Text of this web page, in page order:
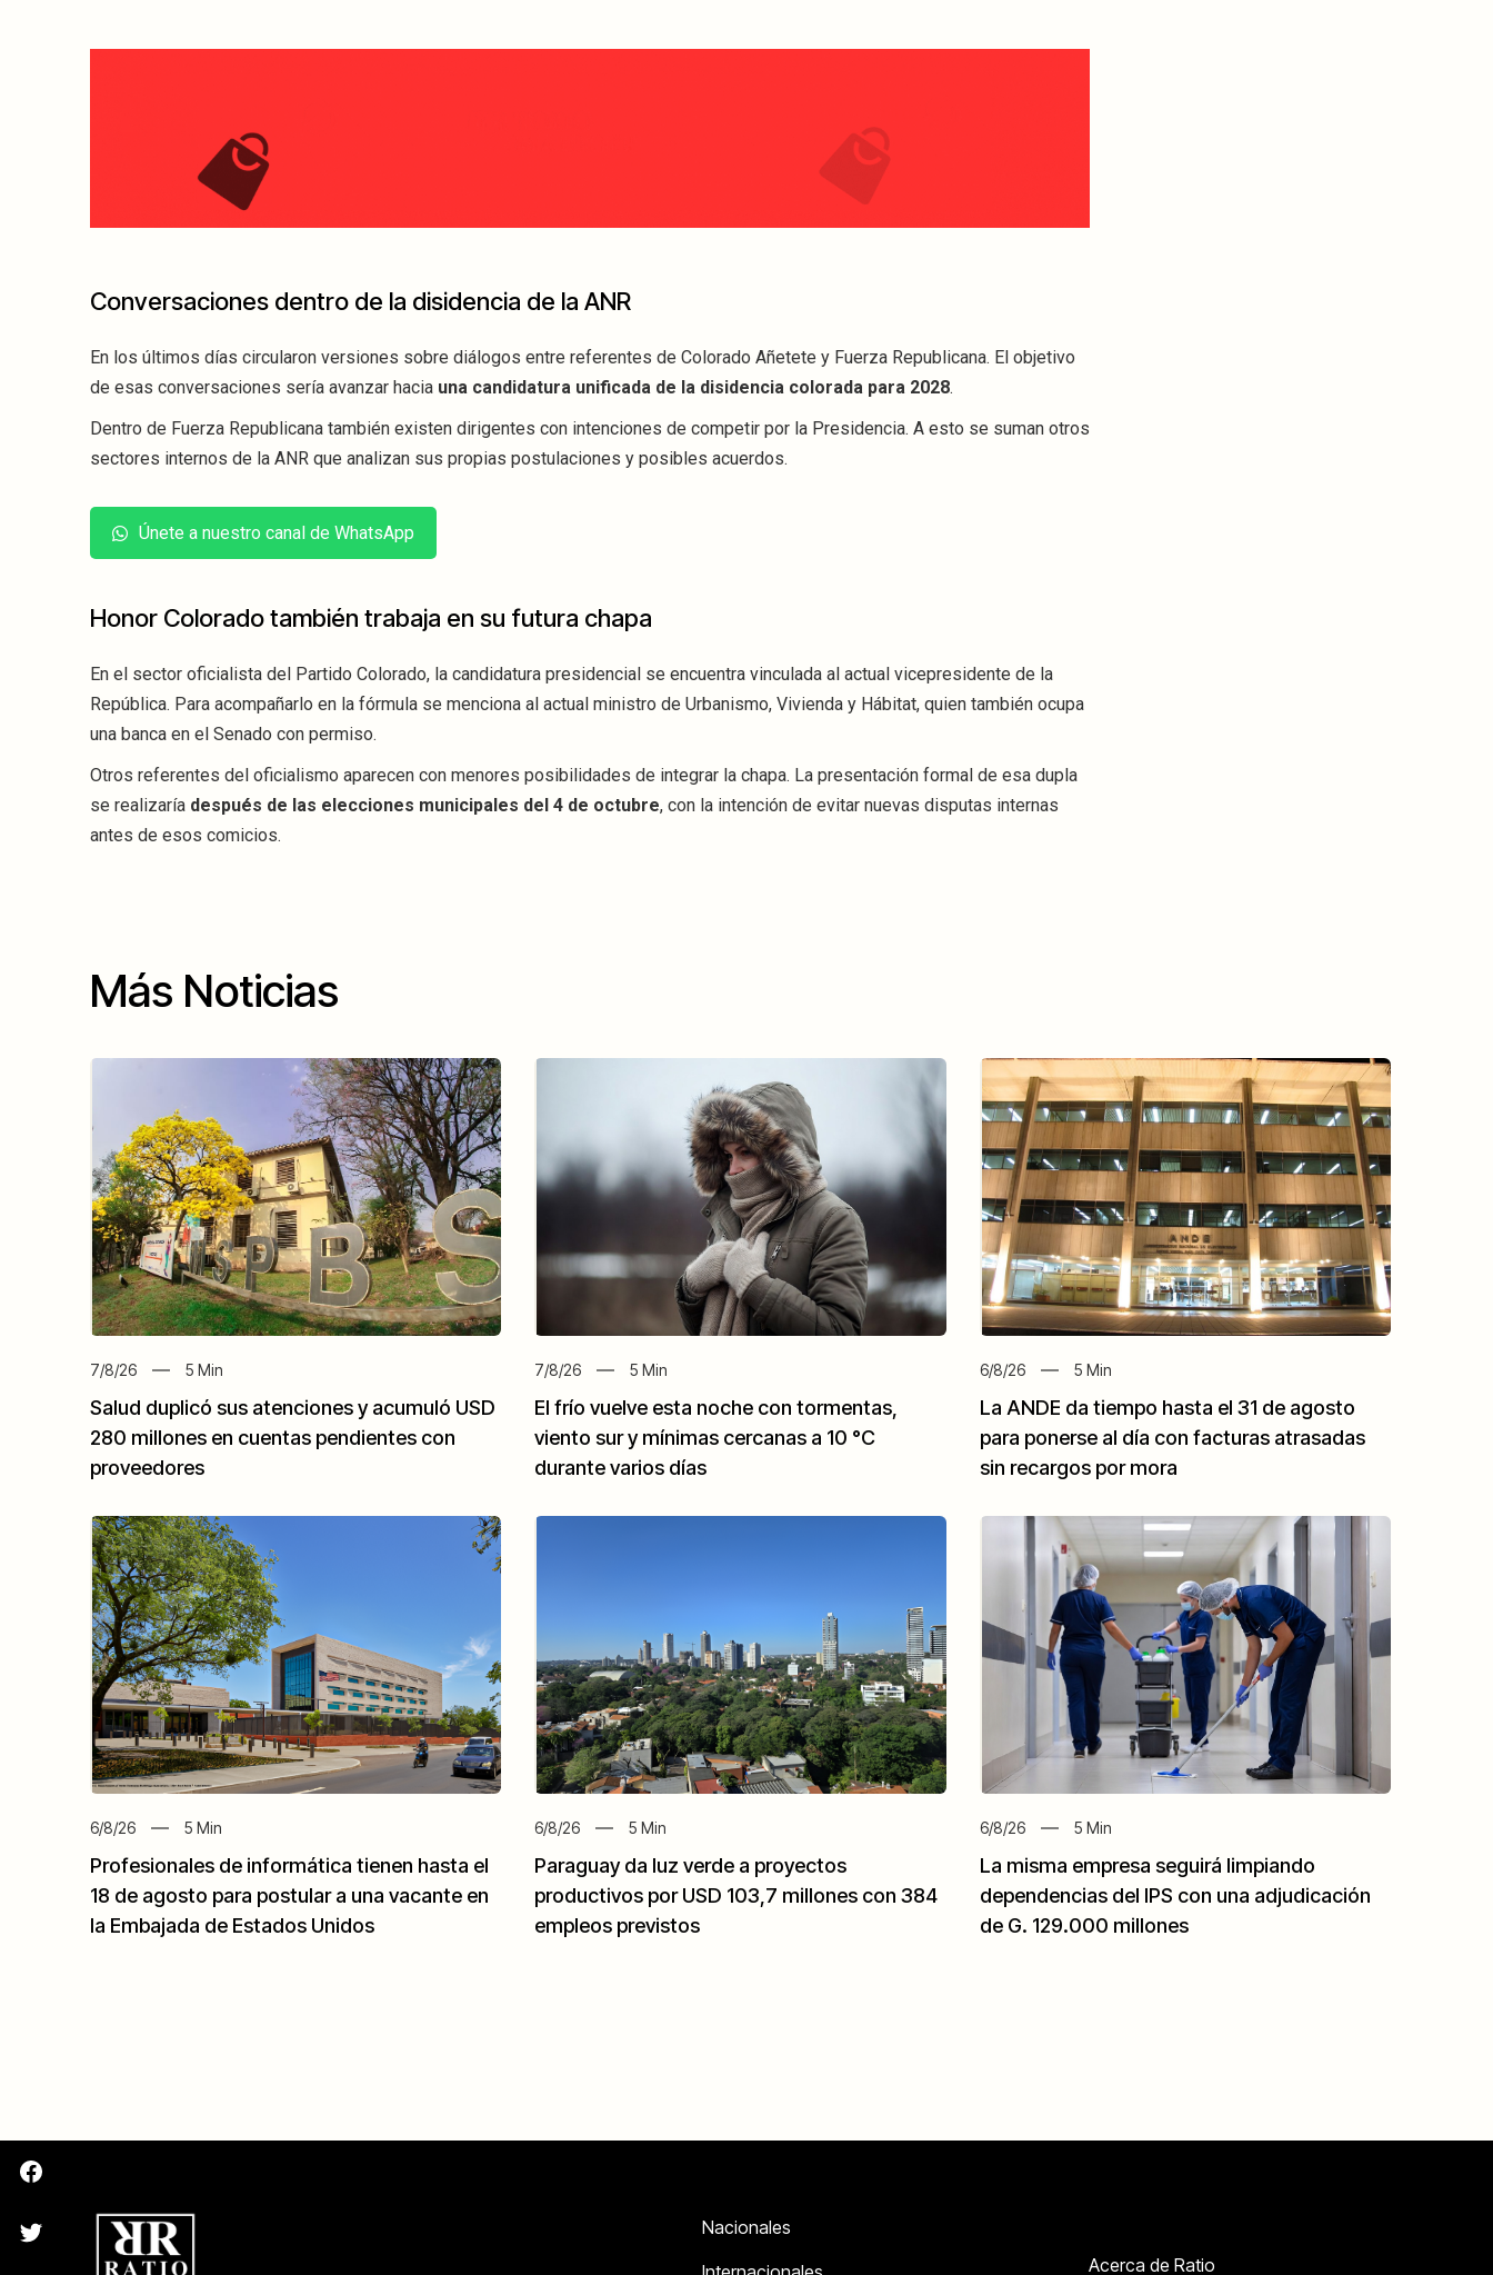
Conversaciones dentro de la disidencia de la ANR
En los últimos días circularon versiones sobre diálogos entre referentes de Colorado Añetete y Fuerza Republicana. El objetivo
de esas conversaciones sería avanzar hacia una candidatura unificada de la disidencia colorada para 2028.
Dentro de Fuerza Republicana también existen dirigentes con intenciones de competir por la Presidencia. A esto se suman otros
sectores internos de la ANR que analizan sus propias postulaciones y posibles acuerdos.
Únete a nuestro canal de WhatsApp
Honor Colorado también trabaja en su futura chapa
En el sector oficialista del Partido Colorado, la candidatura presidencial se encuentra vinculada al actual vicepresidente de la
República. Para acompañarlo en la fórmula se menciona al actual ministro de Urbanismo, Vivienda y Hábitat, quien también ocupa
una banca en el Senado con permiso.
Otros referentes del oficialismo aparecen con menores posibilidades de integrar la chapa. La presentación formal de esa dupla
se realizaría después de las elecciones municipales del 4 de octubre, con la intención de evitar nuevas disputas internas
antes de esos comicios.
Más Noticias
7/8/26 5 Min
Salud duplicó sus atenciones y acumuló USD
280 millones en cuentas pendientes con
proveedores
7/8/26 5 Min
El frío vuelve esta noche con tormentas,
viento sur y mínimas cercanas a 10 °C
durante varios días
6/8/26 5 Min
La ANDE da tiempo hasta el 31 de agosto
para ponerse al día con facturas atrasadas
sin recargos por mora
6/8/26 5 Min
Profesionales de informática tienen hasta el
18 de agosto para postular a una vacante en
la Embajada de Estados Unidos
6/8/26 5 Min
Paraguay da luz verde a proyectos
productivos por USD 103,7 millones con 384
empleos previstos
6/8/26 5 Min
La misma empresa seguirá limpiando
dependencias del IPS con una adjudicación
de G. 129.000 millones
Nacionales
Acerca de Ratio